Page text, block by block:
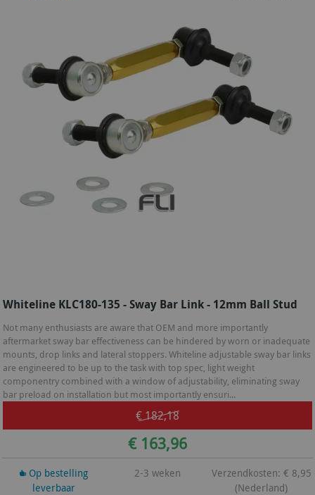
Whiteline KLC180-135 - Sway Bar Link - 12mm Ball Stud
Not many enthusiasts are aware that OEM and more importantly
aftermarket sway bar effectiveness can be hindered by worn or inadequate
mounts, drop links and lateral stoppers. Whiteline adjustable sway bar links
are engineered to be up to the task with top spec, light weight
componentry combined with a window of adjustability, eliminating sway
bar preload on installation but most importantly ensuri...
€ 182,18
€ 163,96
Op bestelling
leverbaar
2-3 weken
Verzendkosten: € 8,95
(Nederland)